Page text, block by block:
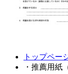
トップペー
・推薦用紙